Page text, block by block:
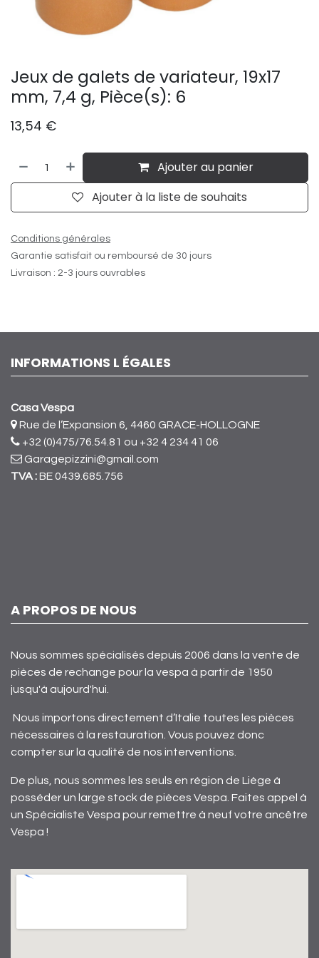
Jeux de galets de variateur, 19x17
mm, 7,4 g, Pièce(s): 6
13,54 €
Ajouter au panier
Ajouter à la liste de souhaits
Conditions générales
Garantie satisfait ou remboursé de 30 jours
Livraison : 2-3 jours ouvrables
INFORMATIONS L ÉGALES
Casa Vespa
Rue de l’Expansion 6, 4460 GRACE-HOLLOGNE
+32 (0)475/76.54.81 ou +32 4 234 41 06
Garagepizzini@gmail.com
TVA :BE 0439.685.756
A PROPOS DE NOUS
Nous sommes spécialisés depuis 2006 dans la vente de
pièces de rechange pour la vespa à partir de 1950
jusqu'à aujourd'hui.
Nous importons directement d’Italie toutes les pièces
nécessaires à la restauration. Vous pouvez donc
compter sur la qualité de nos interventions.
De plus, nous sommes les seuls en région de Liège à
posséder un large stock de pièces Vespa. Faites appel à
un Spécialiste Vespa pour remettre à neuf votre ancêtre
Vespa !